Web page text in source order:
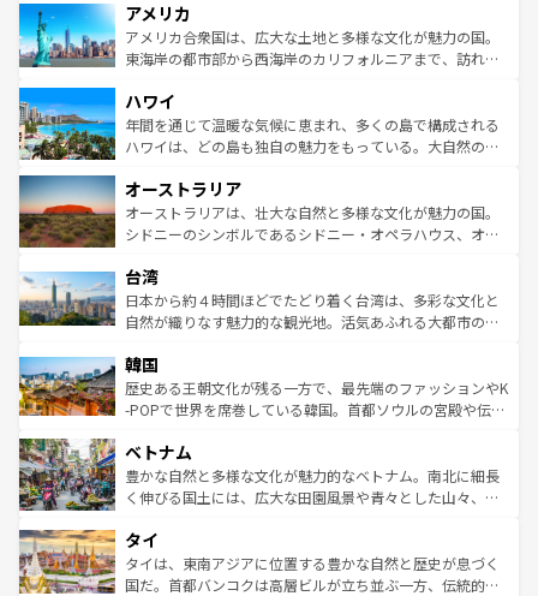
ンツ一覧を参照してほしい。
の建物がそのまま残る町や、スイスならではのユニークな
博物館もあり、アルプス観光だけでなく町歩きも満喫する
ことができる。国民の所得が高いため物価も高いが、旅行
ば市内交通費無料で観光を楽しむこともできる。 なお、新
着のスイス情報はコンテンツ一覧 を参照してほしい。
アメリカ
アメリカ合衆国は、広大な土地と多様な文化が魅力の国。
東海岸の都市部から西海岸のカリフォルニアまで、訪れる
のような巨大都市は、観光、ショッピング、エンターテイ
ンメントが詰まった刺激的なスポットだ。一方、アメリカ
西部には大自然が広がり、グランドキャニオンやイエロー
部のニューオーリンズでは、音楽と美食が融合した独特の
文化が魅力。旅行者はアメリカの各地域で異なる魅力を楽
しみながら、その多様性と豊かな歴史を感じることができ
ならではの贅沢な旅のスタイルだ。 なお、新着のアメリカ
情報はコンテンツ一覧を参照してほしい。
ハワイ
年間を通じて温暖な気候に恵まれ、多くの島で構成される
ハワイは、どの島も独自の魅力をもっている。大自然の神
ワイ島は見逃せない。また、定番の観光地といえばオアフ
島だが、静かな自然を求めるならマウイ島やカウアイ島が
おすすめ。エメラルドグリーンに輝く海をはじめ、豊かな
れるおもてなしの心で訪れる人々を迎えてくれるハワイの
人々、おいしいローカルフードやハワイアンミュージッ
ク、伝統的なフラダンスなど、すべてがハワイの魅力を彩
ワイを、存分に味わってほしい。 なお、新着のハワイ情報
はコンテンツ一覧を参照してほしい。
オーストラリア
オーストラリアは、壮大な自然と多様な文化が魅力の国。
シドニーのシンボルであるシドニー・オペラハウス、オー
リアリーフや大陸中央部にそびえるウルル（エアーズロッ
ク）、タスマニアの美しい原生林やケアンズの熱帯雨林な
ど、見どころがたくさん。また、カフェやワイン、オージ
いる。アクティビティも充実しており、サーフィンやダイ
ビング、ハイキングなど、アウトドア好きにはたまらな
い。オーストラリアの多彩な魅力を存分に味わいつくそ
参照してほしい。
台湾
日本から約４時間ほどでたどり着く台湾は、多彩な文化と
自然が織りなす魅力的な観光地。活気あふれる大都市の台
ン）、静ひつな山岳地帯である台湾東部など、都市の喧騒
と山間の静けさが共存しており、訪れる人に新しい発見と
驚きをもたらしてくれる。また、奥深い台湾の食文化も魅
容にもいいと評判のスイーツなど、バラエティ豊かな料理
が味わえる。 なお、新着の台湾情報は コンテンツ一覧を参
照してほしい。
韓国
歴史ある王朝文化が残る一方で、最先端のファッションやK
-POPで世界を席巻している韓国。首都ソウルの宮殿や伝統
き、地方に足を延ばせば四季折々の自然美を楽しむことが
できる。そして、キムチや焼肉、絶品のストリートフード
まで、さまざまな韓国料理が待っている。夜には、韓国な
リティに包まれながら、韓国の多彩な魅力を心ゆくまで味
わってみてほしい。 なお、新着の韓国情報はコンテンツ一
覧を参照してほしい。
ベトナム
豊かな自然と多様な文化が魅力的なベトナム。南北に細長
く伸びる国土には、広大な田園風景や青々とした山々、世
急速な発展と共に伝統が息づく。ハノイの古い町並みやホ
ーチミン市のフランス統治時代の建物も、独特の雰囲気を
醸し出している。また、バラエティの豊かさとおいしさで
タイ
タイは、東南アジアに位置する豊かな自然と歴史が息づく
国だ。首都バンコクは高層ビルが立ち並ぶ一方、伝統的な